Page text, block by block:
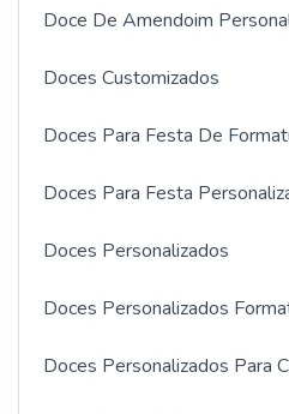
Doce De Amendoim
Doces Customizados
Doces Para Festa De
Doces Para Festa
Doces Personalizados
Doces Personalizados
Doces Personalizados Para